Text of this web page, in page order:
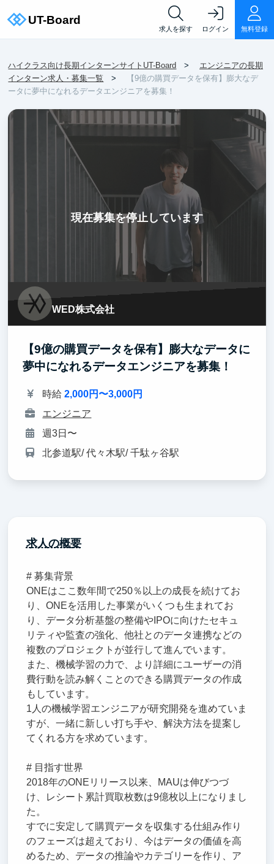
求人を探す ログイン 無料登録
ハイクラス向け長期インターンサイトUT-Board
エンジニアの長期
インターン求人・募集一覧
【9億の購買データを保有】膨大なデ
ータに夢中になれるデータエンジニアを募集！
現在募集を停止しています
WED株式会社
【9億の購買データを保有】膨大なデータに
夢中になれるデータエンジニアを募集！
時給2,000円〜3,000円
エンジニア
週3日〜
北参道駅/ 代々木駅/ 千駄ヶ谷駅
求人の概要
# 募集背景
ONEはここ数年間で250％以上の成長を続けてお
り、ONEを活用した事業がいくつも生まれてお
り、データ分析基盤の整備やIPOに向けたセキュ
リティや監査の強化、他社とのデータ連携などの
複数のプロジェクトが並行して進んでいます。
また、機械学習の力で、より詳細にユーザーの消
費行動を読み解くことのできる購買データの作成
もしています。
1人の機械学習エンジニアが研究開発を進めていま
すが、一緒に新しい打ち手や、解決方法を提案し
てくれる方を求めています。
# 目指す世界
2018年のONEリリース以来、MAUは伸びつづ
け、レシート累計買取枚数は9億枚以上になりまし
た。
すでに安定して購買データを収集する仕組み作り
のフェーズは超えており、今はデータの価値を高
めるため、データの推論やカテゴリーを作り、ア